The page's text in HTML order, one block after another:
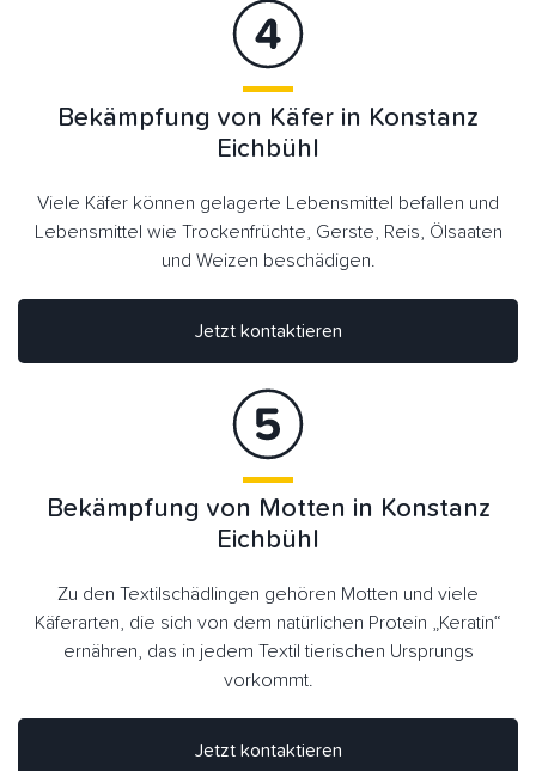
Jetzt kontaktieren
Bekämpfung von Käfer in Konstanz
Eichbühl
Viele Käfer können gelagerte Lebensmittel befallen und
Lebensmittel wie Trockenfrüchte, Gerste, Reis, Ölsaaten
und Weizen beschädigen.
Bekämpfung von Motten in Konstanz
Eichbühl
Zu den Textilschädlingen gehören Motten und viele
Käferarten, die sich von dem natürlichen Protein „Keratin“
ernähren, das in jedem Textil tierischen Ursprungs
vorkommt.
Jetzt kontaktieren